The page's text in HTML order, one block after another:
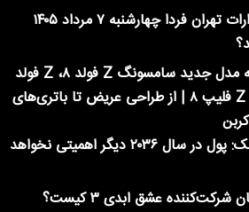
فوری | ادارات تهران فردا چهارشنبه ۷ مرداد ۱۴۰۵
معرفی سه مدل جدید سامسونگ Z فولد ۸، Z فولد
۸ اولترا و Z فلیپ ۸ | از طراحی عریض تا باتری‌های
ایلان ماسک: پول در سال ۲۰۳۶ دیگر اهمیتی نخواهد
شرکت‌کننده عشق ابدی ۳ کیست؟